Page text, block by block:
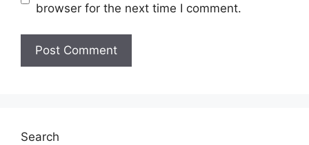
browser for the next time I comment.
Search